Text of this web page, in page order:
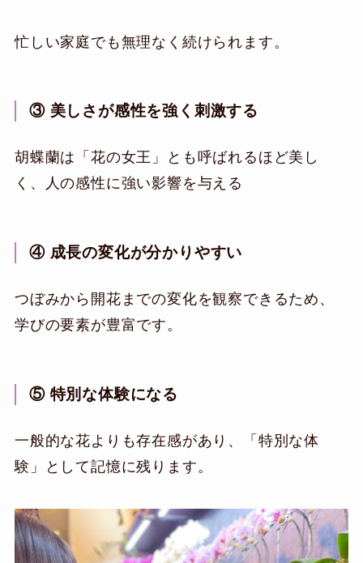
忙しい家庭でも無理なく続けられます。
③ 美しさが感性を強く刺激する
胡蝶蘭は「花の女王」とも呼ばれるほど美し
く、人の感性に強い影響を与える
④ 成長の変化が分かりやすい
つぼみから開花までの変化を観察できるため、
学びの要素が豊富です。
⑤ 特別な体験になる
一般的な花よりも存在感があり、「特別な体
験」として記憶に残ります。